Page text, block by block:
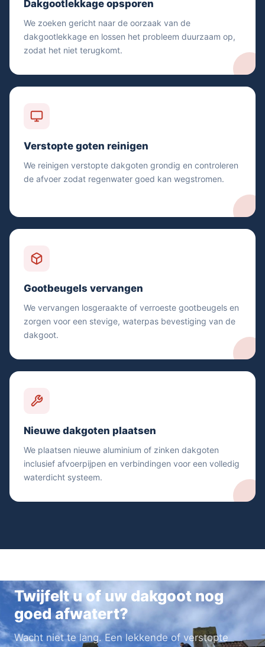
Dakgootlekkage opsporen
We zoeken gericht naar de oorzaak van de
dakgootlekkage en lossen het probleem duurzaam op,
zodat het niet terugkomt.
Verstopte goten reinigen
We reinigen verstopte dakgoten grondig en controleren
de afvoer zodat regenwater goed kan wegstromen.
Gootbeugels vervangen
We vervangen losgeraakte of verroeste gootbeugels en
zorgen voor een stevige, waterpas bevestiging van de
dakgoot.
Nieuwe dakgoten plaatsen
We plaatsen nieuwe aluminium of zinken dakgoten
inclusief afvoerpijpen en verbindingen voor een volledig
waterdicht systeem.
Twijfelt u of uw dakgoot nog
goed afwatert?
Wacht niet te lang. Een lekkende of verstopte